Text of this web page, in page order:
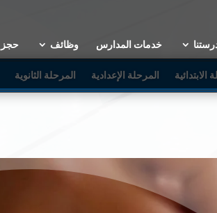
خدمات المدارس وظائف حجز
الابتدائية المرحلة الإعدادية المرحلة الثانوية